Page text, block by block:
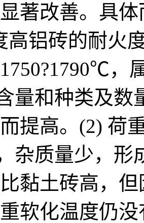
著改善。具
高铝砖的耐火
，
量和种类及数
提高。(2) 荷
杂质量少，形
黏土砖高，
软化温度仍